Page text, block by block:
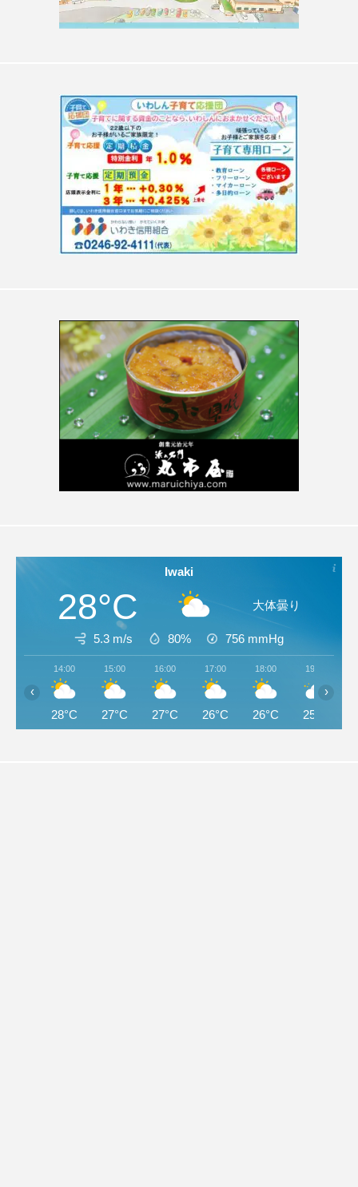
Iwaki
28°C 大体曇り
5.3 m/s 80% 756 mmHg
14:00
28°C
15:00
27°C
16:00
27°C
17:00
26°C
18:00
26°C
19:00
25°C
‹ ›